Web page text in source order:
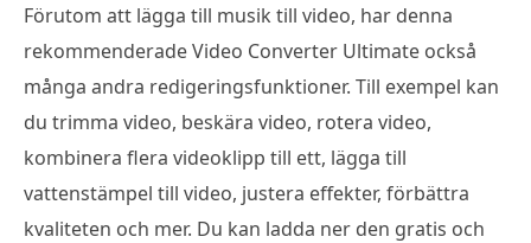
Förutom att lägga till musik till video, har denna
rekommenderade Video Converter Ultimate också
många andra redigeringsfunktioner. Till exempel kan
du trimma video, beskära video, rotera video,
kombinera flera videoklipp till ett, lägga till
vattenstämpel till video, justera effekter, förbättra
kvaliteten och mer. Du kan ladda ner den gratis och